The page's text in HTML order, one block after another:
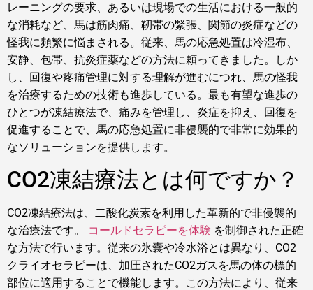
レーニングの要求、あるいは現場での生活における一般的
な消耗など、馬は筋肉痛、靭帯の緊張、関節の炎症などの
怪我に頻繁に悩まされる。従来、馬の応急処置は冷湿布、
安静、包帯、抗炎症薬などの方法に頼ってきました。しか
し、回復や疼痛管理に対する理解が進むにつれ、馬の怪我
を治療するための技術も進歩している。最も有望な進歩の
ひとつが凍結療法で、痛みを管理し、炎症を抑え、回復を
促進することで、馬の応急処置に非侵襲的で非常に効果的
なソリューションを提供します。
CO2凍結療法とは何ですか？
CO2凍結療法は、二酸化炭素を利用した革新的で非侵襲的
な治療法です。
コールドセラピーを体験 を制御された正確
な方法で行います。従来の氷嚢や冷水浴とは異なり、CO2
クライオセラピーは、加圧されたCO2ガスを馬の体の標的
部位に適用することで機能します。この方法により、従来